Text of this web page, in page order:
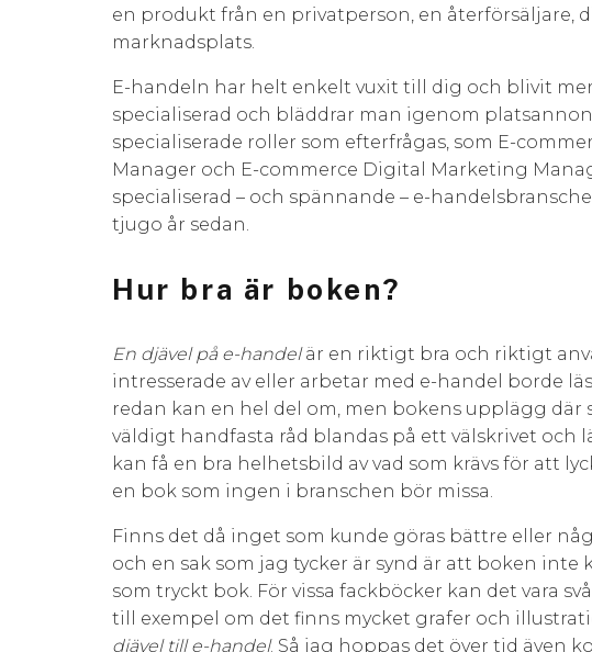
en produkt från en privatperson, en återförsäljare,
marknadsplats.
E-handeln har helt enkelt vuxit till dig och blivit
specialiserad och bläddrar man igenom
specialiserade roller som efterfrågas, som E-
Manager och E-commerce Digital Marketing
specialiserad – och spännande – e-
tjugo år sedan.
Hur bra är boken?
En djävel på e-handelär en riktigt bra och riktigt
intresserade av eller arbetar med e-handel borde
redan kan en hel del om, men bokens upplägg
väldigt handfasta råd blandas på ett välskrivet och
kan få en bra helhetsbild av vad som krävs för att
en bok som ingen i branschen bör missa.
Finns det då inget som kunde göras bättre eller
och en sak som jag tycker är synd är att boken
som tryckt bok. För vissa fackböcker kan det vara
till exempel om det finns mycket grafer och
djävel till e-handel. Så jag hoppas det över tid även